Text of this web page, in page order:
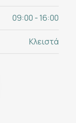
09:00 - 16:00
Κλειστά